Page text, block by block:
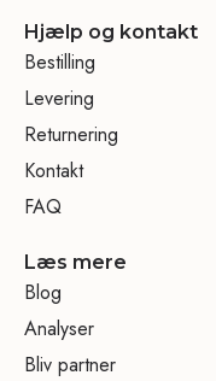
Hjælp og kontakt
Bestilling
Levering
Returnering
Kontakt
FAQ
Læs mere
Blog
Analyser
Bliv partner